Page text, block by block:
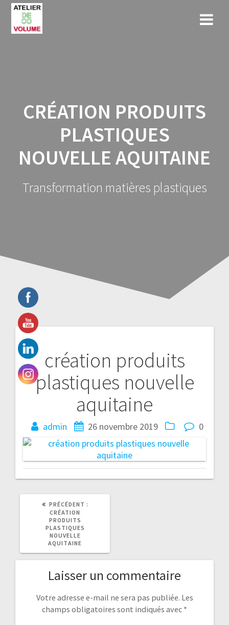
CRÉATION PRODUITS
PLASTIQUES
NOUVELLE AQUITAINE
Transformation matières plastiques
création produits
plastiques nouvelle
aquitaine
admin 26 novembre 2019 0
Navigation
de
l’article
PRÉCÉDENT :
CRÉATION
PRODUITS
PLASTIQUES
NOUVELLE
AQUITAINE
Laisser un commentaire
Votre adresse e-mail ne sera pas publiée. Les
champs obligatoires sont indiqués avec *